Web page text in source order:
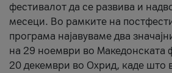
фестивалот да се развива и
месеци. Во рамките на
програма најавуваме два
на 29 ноември во Македонската
20 декември во Охрид, каде што